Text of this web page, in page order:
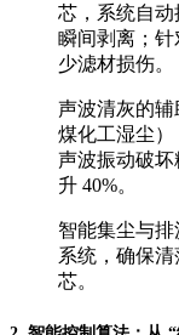
芯，系统自动
瞬间剥离；针
少滤材损伤。
声波清灰的
煤化工湿尘）
声波振动破
升 40%。
智能集尘与
系统，确保
芯。